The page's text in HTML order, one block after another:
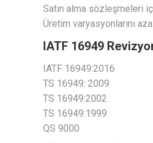
Satın alma sözleşmeleri
Üretim varyasyonlarını
IATF 16949
IATF 16949:2016
TS 16949: 2009
TS 16949:2002
TS 16949:1999
QS 9000